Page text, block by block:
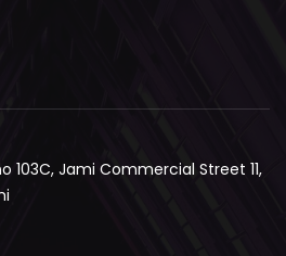
103C, Jami Commercial Street 11,